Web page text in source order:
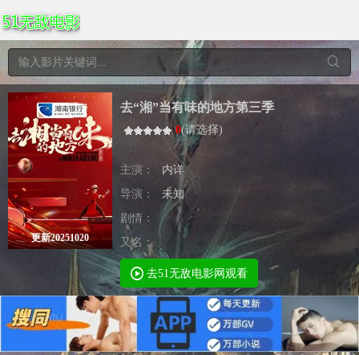
更新20251020
去“湘”当有味的地方第三季
0(请选择)
主演：
内详
导演：
未知
剧情：
又名：
去51无敌电影网观看